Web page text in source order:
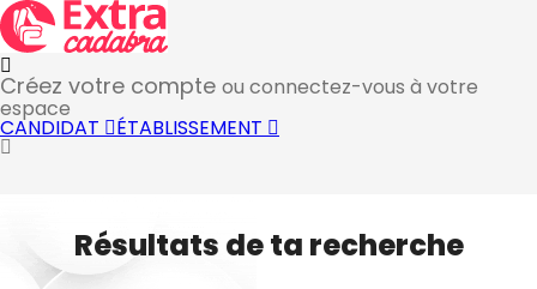
Créez votre compte ou connectez-vous à votre
espace
CANDIDAT ÉTABLISSEMENT
Résultats de ta recherche